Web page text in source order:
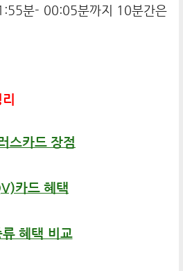
분- 00:05분까지 10분간은
스카드 장점
카드 혜택
혜택 비교